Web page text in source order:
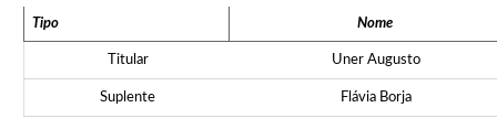
Tipo Nome
Titular Uner Augusto
Suplente Flávia Borja